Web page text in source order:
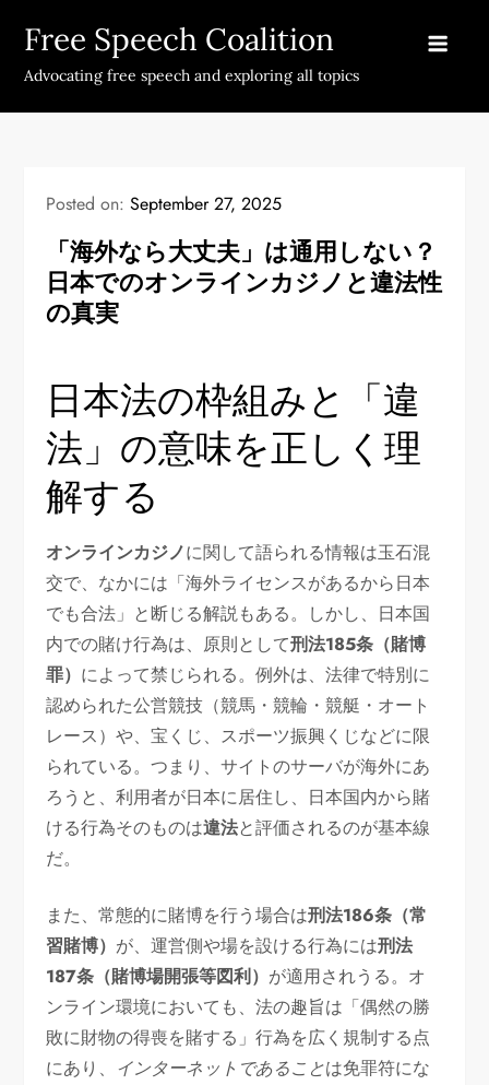
content
Free Speech Coalition
Advocating free speech and exploring all topics
Posted on:September 27, 2025
「海外なら大丈夫」は通用しない？
日本でのオンラインカジノと違法性
の真実
日本法の枠組みと「違
法」の意味を正しく理
解する
オンラインカジノに関して語られる情報は玉石混
交で、なかには「海外ライセンスがあるから日本
でも合法」と断じる解説もある。しかし、日本国
内での賭け行為は、原則として刑法185条（賭博
罪） によって禁じられる。例外は、法律で特別に
認められた公営競技（競馬・競輪・競艇・オート
レース）や、宝くじ、スポーツ振興くじなどに限
られている。つまり、サイトのサーバが海外にあ
ろうと、利用者が日本に居住し、日本国内から賭
ける行為そのものは違法と評価されるのが基本線
だ。
また、常態的に賭博を行う場合は刑法186条（常
習賭博）が、運営側や場を設ける行為には刑法
187条（賭博場開張等図利）が適用されうる。オ
ンライン環境においても、法の趣旨は「偶然の勝
敗に財物の得喪を賭する」行為を広く規制する点
にあり、 インターネットであることは免罪符にな